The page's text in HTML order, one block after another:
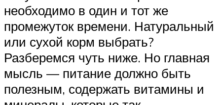
необходимо в один и тот же
промежуток времени. Натуральный
или сухой корм выбрать?
Разберемся чуть ниже. Но главная
мысль — питание должно быть
полезным, содержать витамины и